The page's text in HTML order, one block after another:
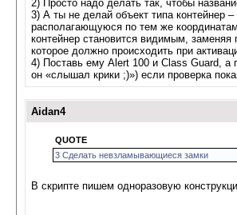
2) Просто надо делать так, чтобы
3) А ты не делай объект типа контейнер
располагающуюся по тем же
контейнер становится видимым,
которое должно происходить при
4) Поставь ему Alert 100 и Class Guard, а
он «слышал крики ;)») если проверка
Aidan4
QUOTE
3 Сделать невзламывающиеся замки
В скрипте пишем одноразовую